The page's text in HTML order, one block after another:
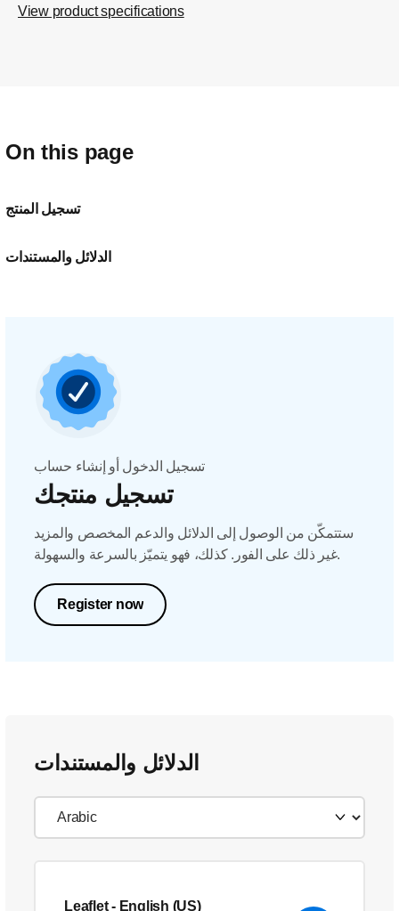
View product specifications
On this page
تسجيل المنتج
الدلائل والمستندات
تسجيل الدخول أو إنشاء حساب
تسجيل منتجك
ستتمكّن من الوصول إلى الدلائل والدعم المخصص والمزيد
غير ذلك على الفور. كذلك، فهو يتميّز بالسرعة والسهولة.
Register now
الدلائل والمستندات
Leaflet- English (US)